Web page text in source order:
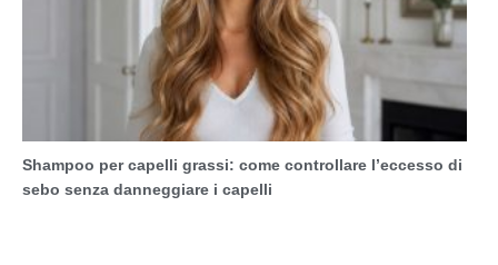
Shampoo per capelli grassi: come controllare l’eccesso di
sebo senza danneggiare i capelli